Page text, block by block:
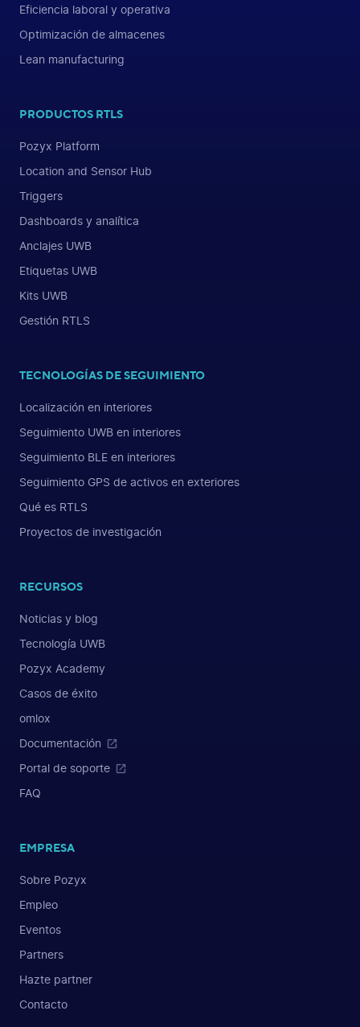
Eficiencia laboral y operativa
Optimización de almacenes
Lean manufacturing
PRODUCTOS RTLS
Pozyx Platform
Location and Sensor Hub
Triggers
Dashboards y analítica
Anclajes UWB
Etiquetas UWB
Kits UWB
Gestión RTLS
TECNOLOGÍAS DE SEGUIMIENTO
Localización en interiores
Seguimiento UWB en interiores
Seguimiento BLE en interiores
Seguimiento GPS de activos en exteriores
Qué es RTLS
Proyectos de investigación
RECURSOS
Noticias y blog
Tecnología UWB
Pozyx Academy
Casos de éxito
omlox
Documentación
Portal de soporte
FAQ
EMPRESA
Sobre Pozyx
Empleo
Eventos
Partners
Hazte partner
Contacto